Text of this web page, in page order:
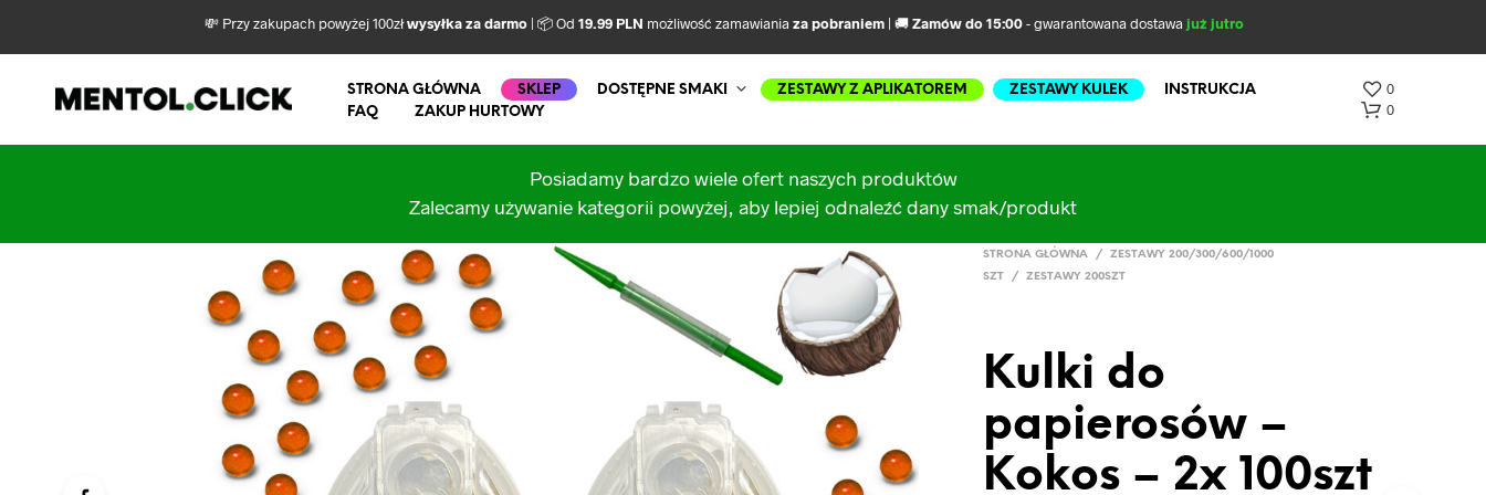
💸 Przy zakupach powyżej 100złwysyłka za darmo| 📦 Od 19.99 PLN możliwość zamawiania za pobraniem| 🚚Zamów do 15:00- gwarantowana dostawa już jutro
STRONA GŁÓWNA SKLEP DOSTĘPNE SMAKI ZESTAWY Z APLIKATOREM ZESTAWY KULEK
INSTRUKCJA
FAQ
ZAKUP HURTOWY
0
0
Posiadamy bardzo wiele ofert naszych produktów
Zalecamy używanie kategorii powyżej, aby lepiej odnaleźć dany smak/produkt
STRONA GŁÓWNA /
ZESTAWY 200/300/600/1000
SZT
/ ZESTAWY 200SZT
Kulki do
papierosów –
Kokos – 2x 100szt